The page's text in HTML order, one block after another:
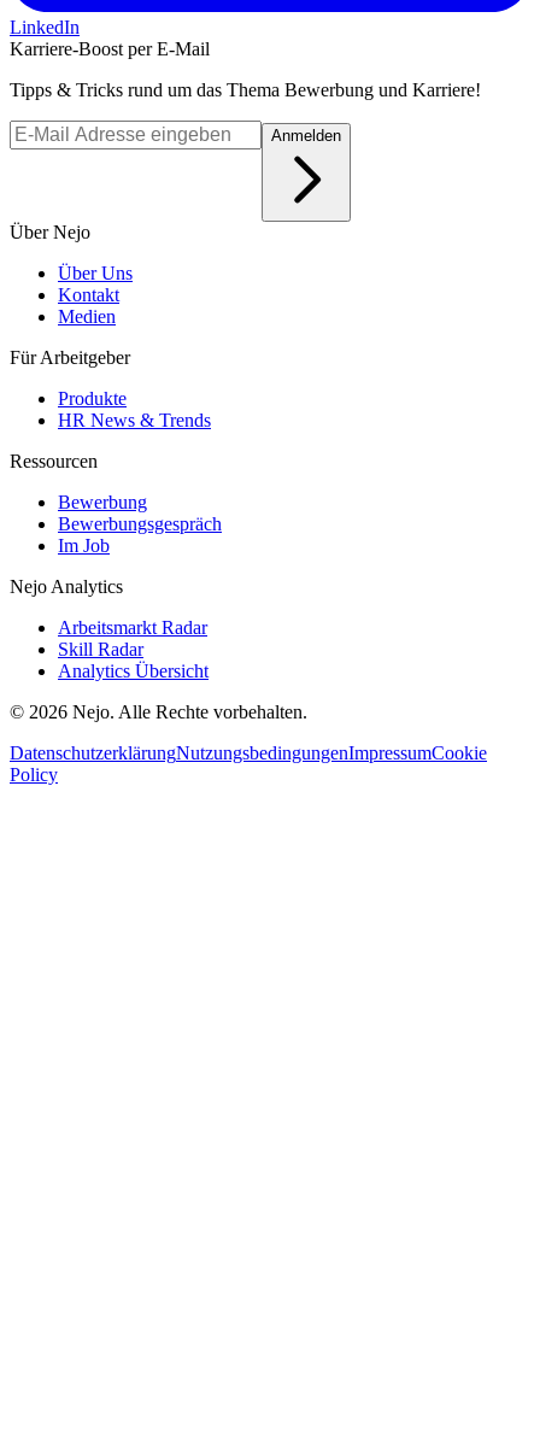
LinkedIn
Karriere-Boost per E-Mail
Tipps & Tricks rund um das Thema Bewerbung und Karriere!
Anmelden
Über Nejo
Über Uns
Kontakt
Medien
Für Arbeitgeber
Produkte
HR News & Trends
Ressourcen
Bewerbung
Bewerbungsgespräch
Im Job
Nejo Analytics
Arbeitsmarkt Radar
Skill Radar
Analytics Übersicht
© 2026 Nejo. Alle Rechte vorbehalten.
DatenschutzerklärungNutzungsbedingungenImpressumCookie
Policy